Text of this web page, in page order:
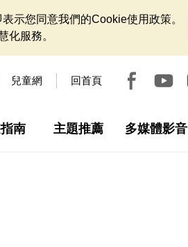
示您同意我們的Cookie使用政策。
化服務。
兒童網 回首頁
南 主題推薦 多媒體影音